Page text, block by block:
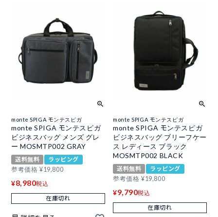
monte SPIGA モンテスピガ
monte SPIGA モンテスピガ
ビジネスバッグ メンズ グレ
ー MOSMTP002 GRAY
送料無料
ラッピング
参考価格 ¥19,800
¥8,980税込
在庫切れ
monte SPIGA モンテスピガ
monte SPIGA モンテスピガ
ビジネスバッグ ブリーフケー
ス レディース ブラック
MOSMTP002 BLACK
送料無料
ラッピング
参考価格 ¥19,800
¥9,790税込
在庫切れ